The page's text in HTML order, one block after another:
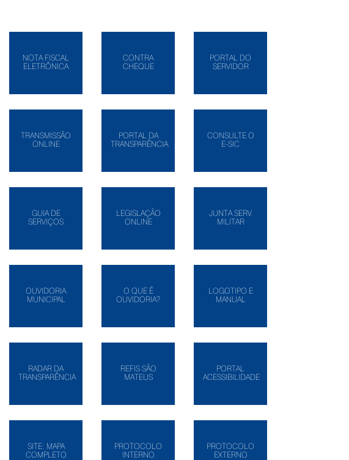
NOTA FISCAL
ELETRÔNICA
CONTRA
CHEQUE
PORTAL DO
SERVIDOR
TRANSMISSÃO
ONLINE
PORTAL DA
TRANSPARÊNCIA
CONSULTE O
E-SIC
GUIA DE
SERVIÇOS
LEGISLAÇÃO
ONLINE
JUNTA SERV.
MILITAR
OUVIDORIA
MUNICIPAL
O QUE É
OUVIDORIA?
LOGOTIPO E
MANUAL
RADAR DA
TRANSPARÊNCIA
REFIS SÃO
MATEUS
PORTAL
ACESSIBILIDADE
SITE: MAPA
COMPLETO
PROTOCOLO
INTERNO
PROTOCOLO
EXTERNO